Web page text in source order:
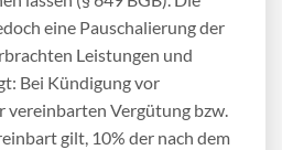
eine Pauschalierung der
Leistungen und
Bei Kündigung vor
vereinbarten Vergütung bzw.
gilt, 10% der nach dem